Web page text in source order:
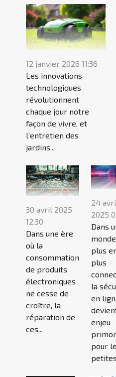
12 janvier 2026 11:36
Les innovations
technologiques
révolutionnent
chaque jour notre
façon de vivre, et
l’entretien des
jardins...
30 avril 2025
12:30
Dans une ère
où la
consommation
de produits
électroniques
ne cesse de
croître, la
réparation de
ces...
24
2025
Dans
plus
plus
la
en
enjeu
pour